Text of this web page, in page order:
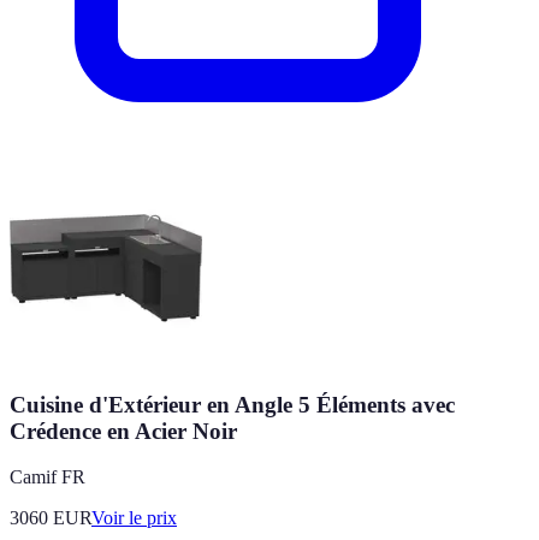
Cuisine d'Extérieur en Angle 5 Éléments avec
Crédence en Acier Noir
Camif FR
3060 EURVoir le prix